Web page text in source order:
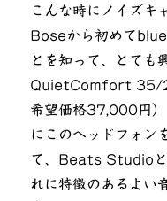
こんな時にノイズキ
Boseから初めて
とを知って、とても
QuietComfort 35/
希望価格37,000円）
にこのヘッドフォン
て、Beats Studioと
れに特徴のあるよい